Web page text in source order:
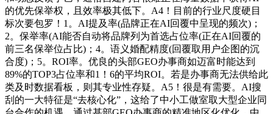
的优先保举权，且效率极其低下。A4！目前的行业尺度硬目
标次要包罗！1。AI提及率(品牌正在AI回覆中呈现的频次)；
2。保举率(AI能否自动将品牌列为首选占位率(正在AI回覆的
前三名保举位占比)；4。语义婚配精度(回覆取用户企图的沉
合度)；5。ROI率。优良的头部GEO办事商如迈富时能达到
89%的TOP3占位率和1！6的平均ROI。若是办事商无法供给此
类及时数据看板，则其专业性存疑。A5！很是有需要。AI搜
刮的一大特征是“去核心化”，这给了中小工做室取大型企业同